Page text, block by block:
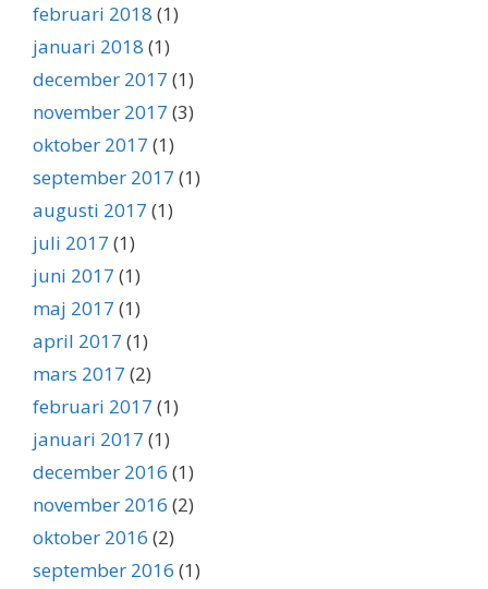
februari 2018 (1)
januari 2018 (1)
december 2017 (1)
november 2017 (3)
oktober 2017 (1)
september 2017 (1)
augusti 2017 (1)
juli 2017 (1)
juni 2017 (1)
maj 2017 (1)
april 2017 (1)
mars 2017 (2)
februari 2017 (1)
januari 2017 (1)
december 2016 (1)
november 2016 (2)
oktober 2016 (2)
september 2016 (1)